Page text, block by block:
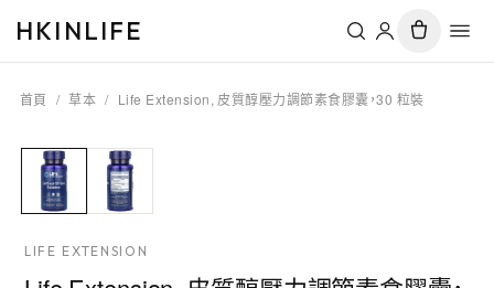
HKINLIFE
首頁 / 草本 / Life Extension, 皮質醇壓力調節素食膠囊，30 粒裝
LIFE EXTENSION